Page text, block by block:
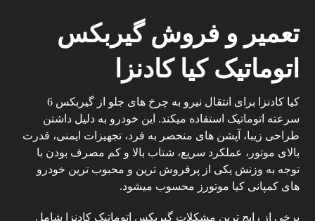
تعمیر و فروش گیربکس
اتوماتیک کیا کادنزا
کیا کادنزا برای انتقال نیرو به چرخ های جلو از گیربکس 6
سرعته اتوماتیک استفاده میکند. این خودرو به دلیل داشتن
طراحی زیبا، آپشن های منحصر به فرد، تجهیزات ایمنی، قدرت
بالای موتور، عملکرد سریع، شتاب بالا و کم مصرف بودن با
توجه به وزنش یکی از پرفروش ترین و محبوب ترین خودرو
های کمپانی کیا موتورز محسوب میشود.
برخی از رایج ترین مشکلات گیربکس اتوماتیک کادنزا شامل